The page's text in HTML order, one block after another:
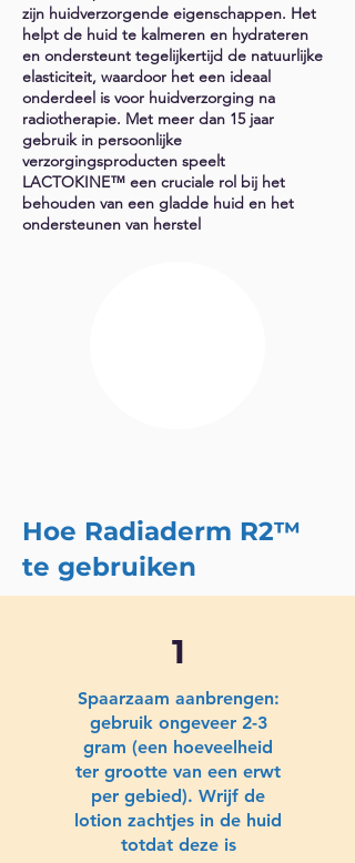
zijn huidverzorgende eigenschappen. Het
helpt de huid te kalmeren en hydrateren
en ondersteunt tegelijkertijd de natuurlijke
elasticiteit, waardoor het een ideaal
onderdeel is voor huidverzorging na
radiotherapie. Met meer dan 15 jaar
gebruik in persoonlijke
verzorgingsproducten speelt
LACTOKINE™ een cruciale rol bij het
behouden van een gladde huid en het
ondersteunen van herstel
Hoe Radiaderm R2™
te gebruiken
1
Spaarzaam aanbrengen:
gebruik ongeveer 2-3
gram (een hoeveelheid
ter grootte van een erwt
per gebied). Wrijf de
lotion zachtjes in de huid
totdat deze is